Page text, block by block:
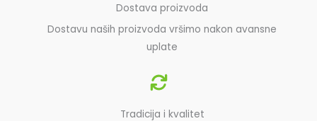
Dostava proizvoda
Dostavu naših proizvoda vršimo nakon avansne
uplate
Tradicija i kvalitet